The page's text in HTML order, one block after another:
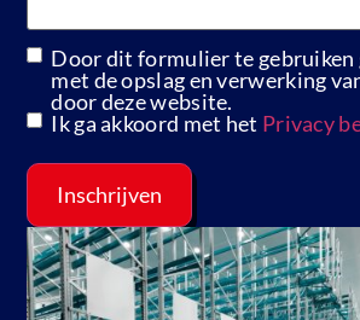
GDPR
Door dit formulier te gebruiken
met de opslag en verwerking
door deze website.
Ik ga akkoord met het Privacy